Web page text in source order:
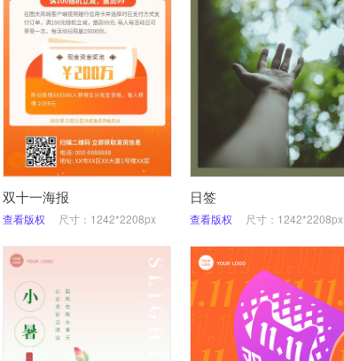
双十一海报
查看版权 尺寸：1242*2208px
日签
查看版权 尺寸：1242*2208px